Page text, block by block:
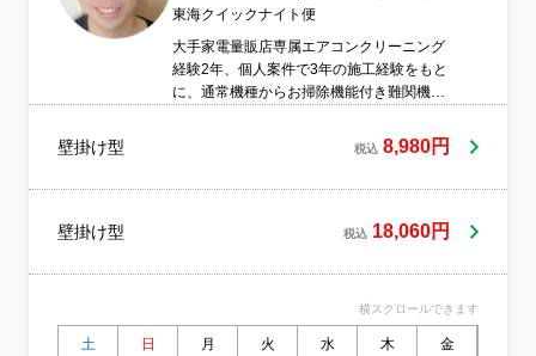
東海クイックナイト便
大手家電量販店専属エアコンクリーニング
経験2年、個人案件で3年の施工経験をもと
に、通常機種からお掃除機能付き難関機種
かりやすくご案内し、安心してご依頼いた
壁掛け型 税込 8,980円
壁掛け型 税込 18,060円
横スクロールできます
土 日 月 火 水 木 金